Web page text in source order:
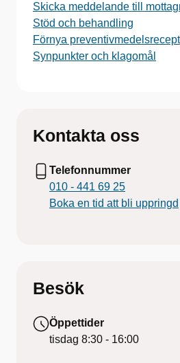
Skicka meddelande till
Stöd och behandling
Förnya preventivmedelsrecept
Synpunkter och klagomål
Kontakta oss
Telefonnummer
010 - 441 69 25
Boka en tid att bli uppringd
Besök
Öppettider
tisdag 8:30 - 16:00